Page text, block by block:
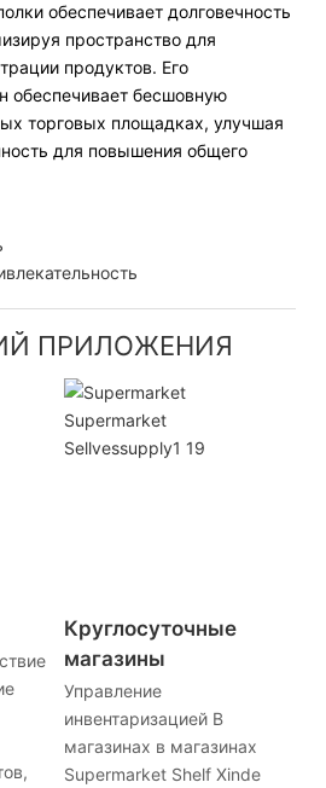
обеспечивает долговечность
пространство для
продуктов. Его
обеспечивает бесшовную
торговых площадках, улучшая
для повышения общего
ПРИЛОЖЕНИЯ
Круглосуточные
магазины
Управление
инвентаризацией В
магазинах в магазинах
Supermarket Shelf Xinde